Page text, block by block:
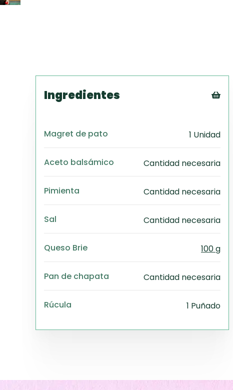
Ingredientes
Magret de pato 1 Unidad
Aceto balsámico Cantidad necesaria
Pimienta Cantidad necesaria
Sal Cantidad necesaria
Queso Brie 100 g
Pan de chapata Cantidad necesaria
Rúcula 1 Puñado